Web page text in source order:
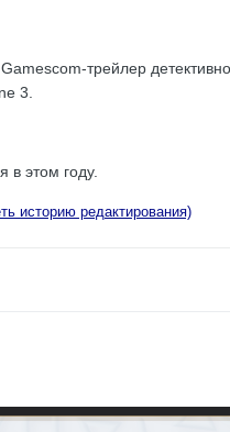
трейлер
3.
в этом году.
историю редактирования)